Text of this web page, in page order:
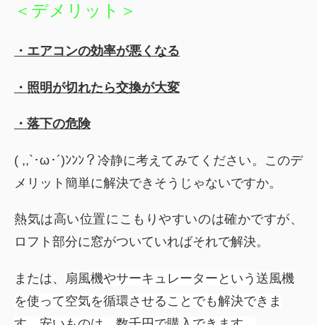
＜デメリット＞
・エアコンの効率が悪くなる
・照明が切れたら交換が大変
・落下の危険
( ,,`･ω･´)ﾝﾝﾝ？冷静に考えてみてください。このデ
メリット簡単に解決できそうじゃないですか。
熱気は高い位置にこもりやすいのは確かですが、
ロフト部分に窓がついていればそれで解決。
または、 扇風機やサーキュレーターという送風機
を使って空気を循環させることでも解決できま